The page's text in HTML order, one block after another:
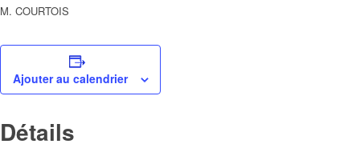
M. COURTOIS
Ajouter au calendrier
Détails